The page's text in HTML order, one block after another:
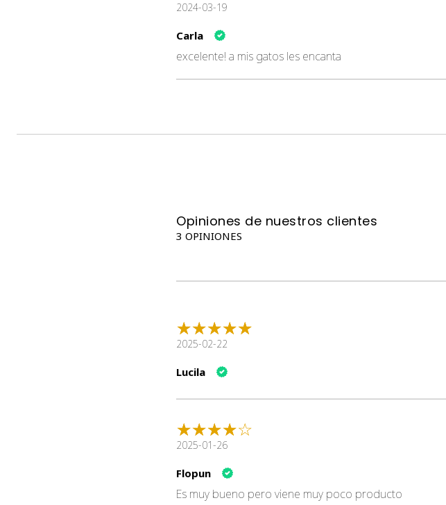
2024-03-19
Carla
excelente! a mis gatos les encanta
Opiniones de nuestros clientes
3 OPINIONES
2025-02-22
Lucila
2025-01-26
Flopun
Es muy bueno pero viene muy poco producto